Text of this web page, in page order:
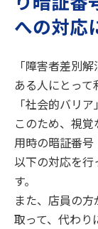
への対応
「障害者差別
ある人にとっ
「社会的バリ
このため、視
用時の暗証番号
以下の対応を
す。
また、店員の
取って、代わり